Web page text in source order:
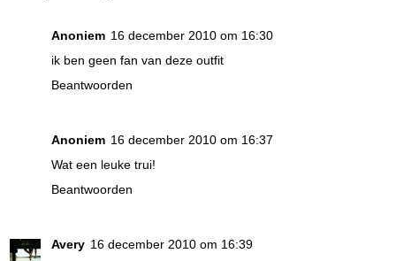
Anoniem 16 december 2010 om 16:30
ik ben geen fan van deze outfit
Beantwoorden
Anoniem 16 december 2010 om 16:37
Wat een leuke trui!
Beantwoorden
Avery 16 december 2010 om 16:39